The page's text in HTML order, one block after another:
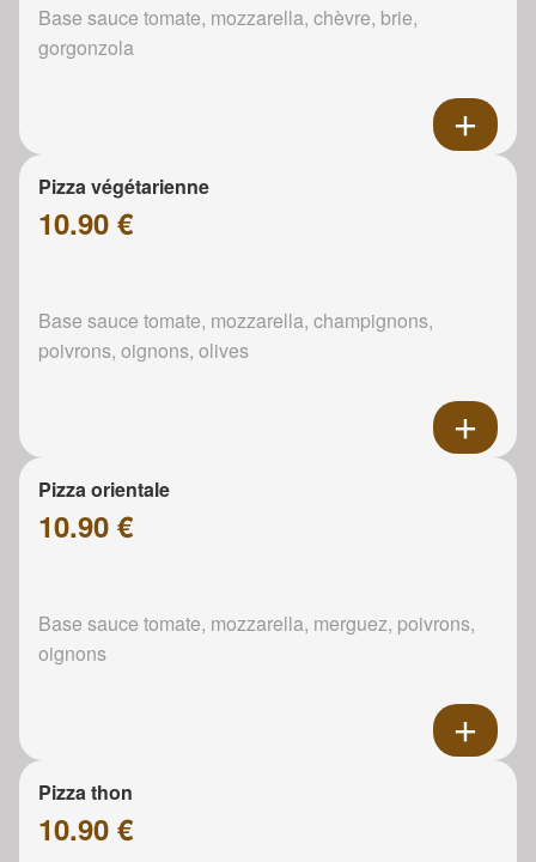
Base sauce tomate, mozzarella, chèvre, brie,
gorgonzola
Pizza végétarienne
10.90 €
Base sauce tomate, mozzarella, champignons,
poivrons, oignons, olives
Pizza orientale
10.90 €
Base sauce tomate, mozzarella, merguez, poivrons,
oignons
Pizza thon
10.90 €